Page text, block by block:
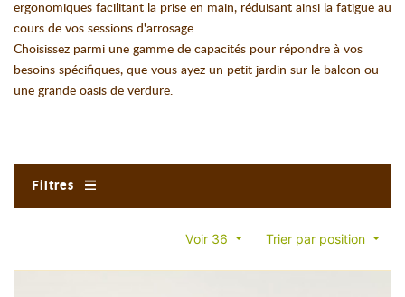
ergonomiques facilitant la prise en main, réduisant ainsi la fatigue au
cours de vos sessions d'arrosage.
Choisissez parmi une gamme de capacités pour répondre à vos
besoins spécifiques, que vous ayez un petit jardin sur le balcon ou
une grande oasis de verdure.
Filtres
Voir 36 Trier par position